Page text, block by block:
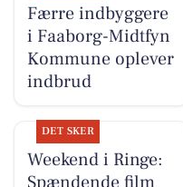
Færre indbyggere
i Faaborg-Midtfyn
Kommune oplever
indbrud
DET SKER
Weekend i Ringe: